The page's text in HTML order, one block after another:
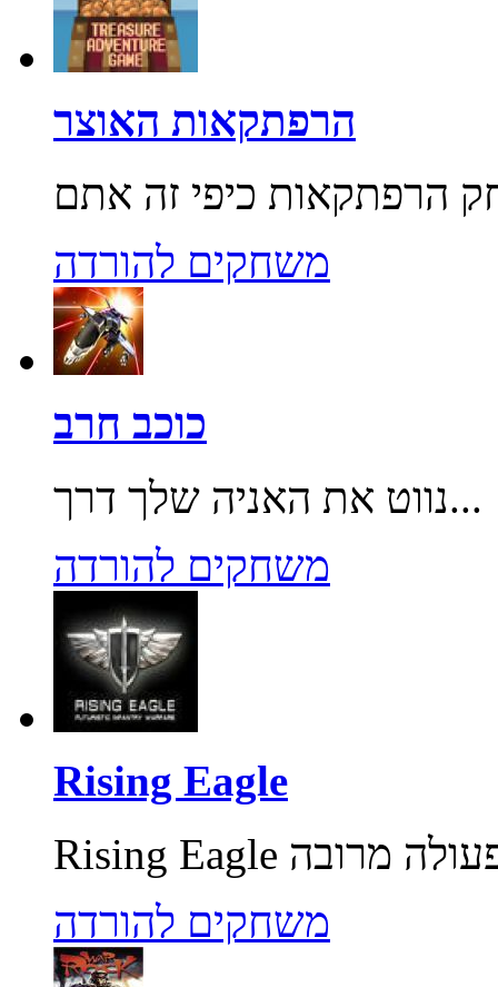
הרפתקאות האוצר
משחקים להורדה
כוכב חרב
נווט את האניה שלך דרך...
משחקים להורדה
Rising Eagle
משחקים להורדה